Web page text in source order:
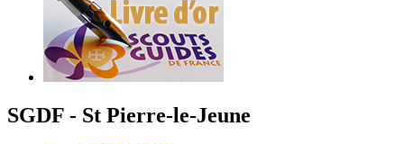
SGDF - St Pierre-le-Jeune